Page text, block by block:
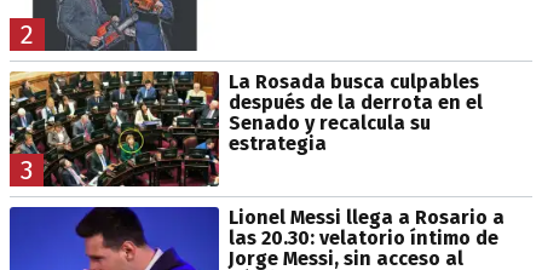
2
3
La Rosada busca culpables
después de la derrota en el
Senado y recalcula su
estrategia
Lionel Messi llega a Rosario a
las 20.30: velatorio íntimo de
Jorge Messi, sin acceso al